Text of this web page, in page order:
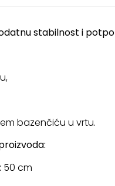
stabilnost i
bazenčiću u vrtu.
50 cm